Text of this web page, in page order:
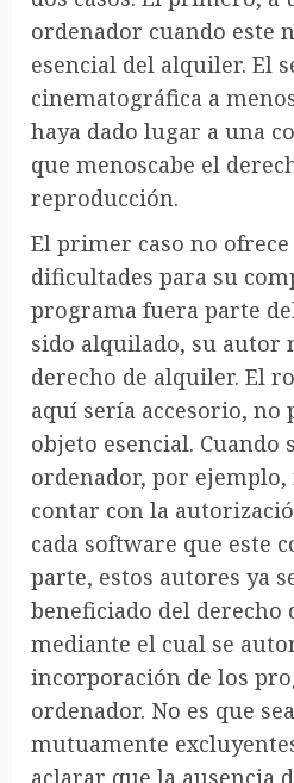
ordenador cuando este
esencial del alquiler. El
cinematográfica a
haya dado lugar a una
que menoscabe el
reproducción.
El primer caso no
dificultades para su
programa fuera parte
sido alquilado, su autor
derecho de alquiler. El
aquí sería accesorio, no
objeto esencial. Cuando
ordenador, por ejemplo,
contar con la
cada software que este
parte, estos autores ya
beneficiado del
mediante el cual se
incorporación de los
ordenador. No es que
mutuamente